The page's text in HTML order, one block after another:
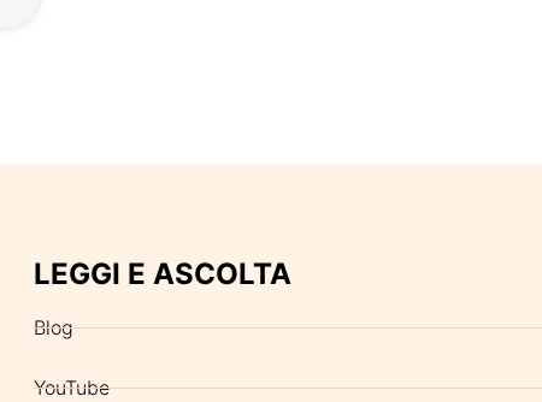
LEGGI E ASCOLTA
Blog
YouTube